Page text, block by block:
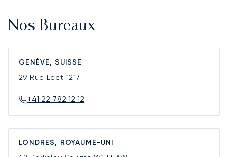
Nos Bureaux
GENÈVE, SUISSE
29 Rue Lect 1217
+41 22 782 12 12
LONDRES, ROYAUME-UNI